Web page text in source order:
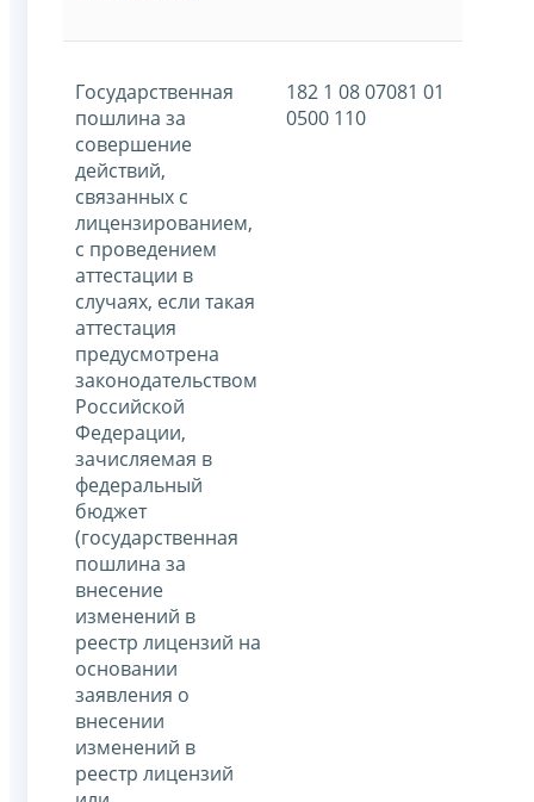
Государственная
пошлина за
совершение
действий,
связанных с
лицензированием,
с проведением
аттестации в
случаях, если такая
аттестация
предусмотрена
законодательством
Российской
Федерации,
зачисляемая в
федеральный
бюджет
(государственная
пошлина за
внесение
изменений в
реестр лицензий на
основании
заявления о
внесении
изменений в
реестр лицензий
182 1 08 07081 01
0500 110